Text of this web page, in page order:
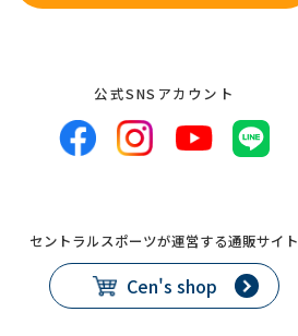
公式SNSアカウント
セントラルスポーツが運営する通販サイト
Cen's shop